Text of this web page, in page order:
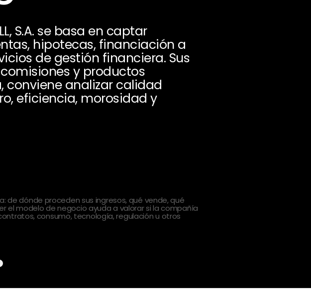
S.A. se basa en captar
hipotecas, financiación a
de gestión financiera. Sus
y productos
conviene analizar calidad
eficiencia, morosidad y
dónde proceden sus ingresos, qué vende, qué
el modelo de negocio ayuda a valorar si la compañía
consumo, tecnología, regulación u otros